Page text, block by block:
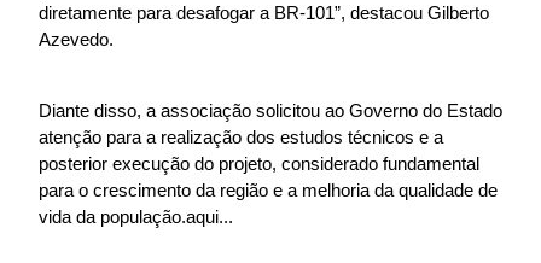
diretamente para desafogar a BR-101”, destacou Gilberto
Azevedo.
Diante disso, a associação solicitou ao Governo do Estado
atenção para a realização dos estudos técnicos e a
posterior execução do projeto, considerado fundamental
para o crescimento da região e a melhoria da qualidade de
vida da população.aqui...